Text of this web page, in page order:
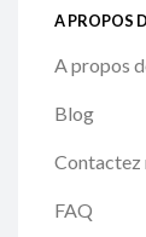
A PROPOS
A propos
Blog
Contactez
FAQ